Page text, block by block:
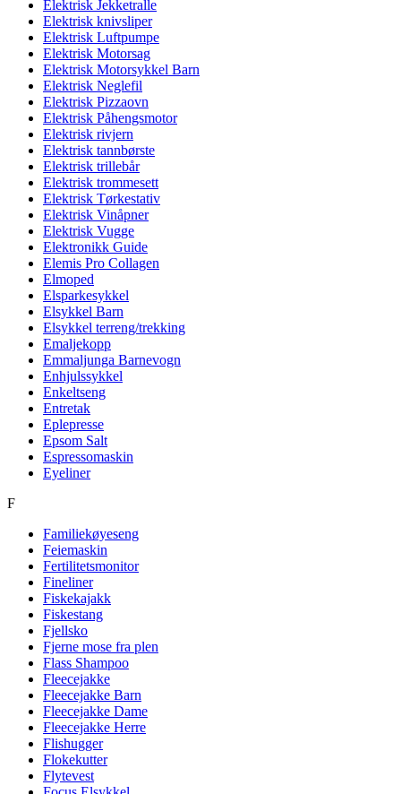
Elektrisk Jekketralle
Elektrisk knivsliper
Elektrisk Luftpumpe
Elektrisk Motorsag
Elektrisk Motorsykkel Barn
Elektrisk Neglefil
Elektrisk Pizzaovn
Elektrisk Påhengsmotor
Elektrisk rivjern
Elektrisk tannbørste
Elektrisk trillebår
Elektrisk trommesett
Elektrisk Tørkestativ
Elektrisk Vinåpner
Elektrisk Vugge
Elektronikk Guide
Elemis Pro Collagen
Elmoped
Elsparkesykkel
Elsykkel Barn
Elsykkel terreng/trekking
Emaljekopp
Emmaljunga Barnevogn
Enhjulssykkel
Enkeltseng
Entretak
Eplepresse
Epsom Salt
Espressomaskin
Eyeliner
F
Familiekøyeseng
Feiemaskin
Fertilitetsmonitor
Fineliner
Fiskekajakk
Fiskestang
Fjellsko
Fjerne mose fra plen
Flass Shampoo
Fleecejakke
Fleecejakke Barn
Fleecejakke Dame
Fleecejakke Herre
Flishugger
Flokekutter
Flytevest